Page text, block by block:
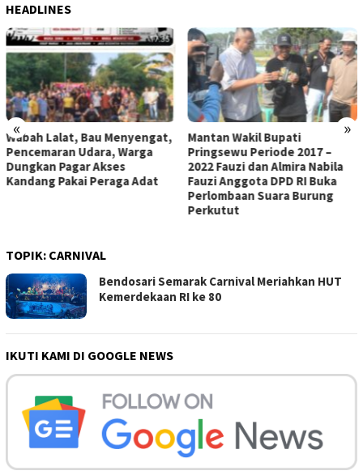
HEADLINES
« »
Wabah Lalat, Bau Menyengat,
Pencemaran Udara, Warga
Dungkan Pagar Akses
Kandang Pakai Peraga Adat
Mantan Wakil Bupati
Pringsewu Periode 2017 –
2022 Fauzi dan Almira Nabila
Fauzi Anggota DPD RI Buka
Perlombaan Suara Burung
Perkutut
TOPIK: CARNIVAL
Bendosari Semarak Carnival Meriahkan HUT
Kemerdekaan RI ke 80
IKUTI KAMI DI GOOGLE NEWS